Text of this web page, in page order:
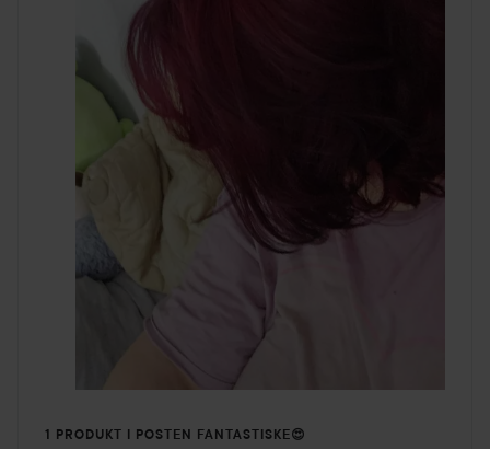
1 PRODUKT I POSTEN FANTASTISKE😍